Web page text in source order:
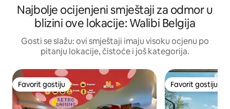
Najbolje ocijenjeni smještaji za odmor u
blizini ove lokacije: Walibi Belgija
Gosti se slažu: ovi smještaji imaju visoku ocjenu po
pitanju lokacije, čistoće i još kategorija.
Favorit gostiju
Favorit gostiju Favorit gostiju
Favorit gostiju